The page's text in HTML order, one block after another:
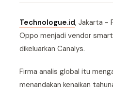
Technologue.id, Jakarta -
Oppo menjadi vendor
dikeluarkan Canalys.
Firma analis global itu
menandakan kenaikan